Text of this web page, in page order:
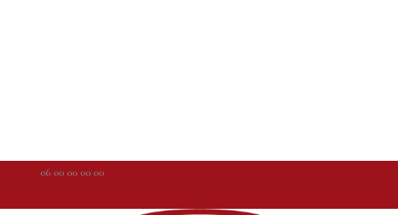
06 00 00 00 00